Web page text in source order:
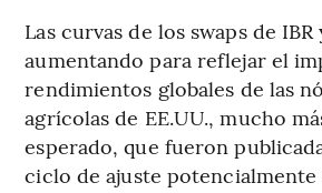
Las curvas de los swaps de
aumentando para reflejar el
rendimientos globales de las
agrícolas de EE.UU., mucho
esperado, que fueron
ciclo de ajuste potencialmente